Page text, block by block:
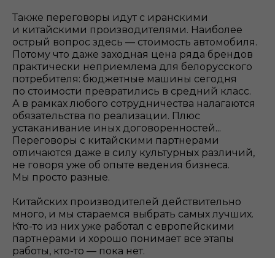
Также переговоры идут с иранскими
и китайскими производителями. Наиболее
острый вопрос здесь — стоимость автомобиля.
Потому что даже заходная цена ряда брендов
практически неприемлема для белорусского
потребителя: бюджетные машины сегодня
по стоимости превратились в средний класс.
А в рамках любого сотрудничества налагаются
обязательства по реализации. Плюс
устаканивание иных договоренностей...
Переговоры с китайскими партнерами
отличаются даже в силу культурных различий,
не говоря уже об опыте ведения бизнеса.
Мы просто разные.
Китайских производителей действительно
много, и мы стараемся выбрать самых лучших.
Кто-то из них уже работал с европейскими
партнерами и хорошо понимает все этапы
работы, кто-то — пока нет.